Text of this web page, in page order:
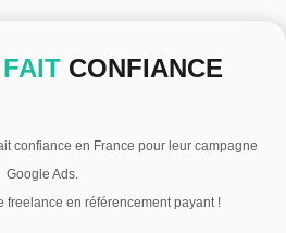
CONFIANCE
confiance en France pour leur campagne
Google Ads.
freelance en référencement payant !